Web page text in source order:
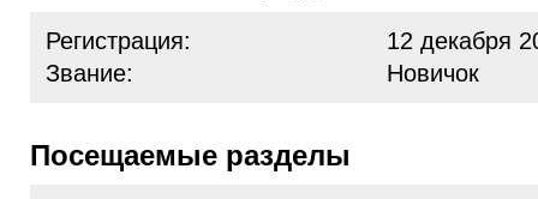
Регистрация:
12 декабря
Звание:
Новичок
Посещаемые разделы